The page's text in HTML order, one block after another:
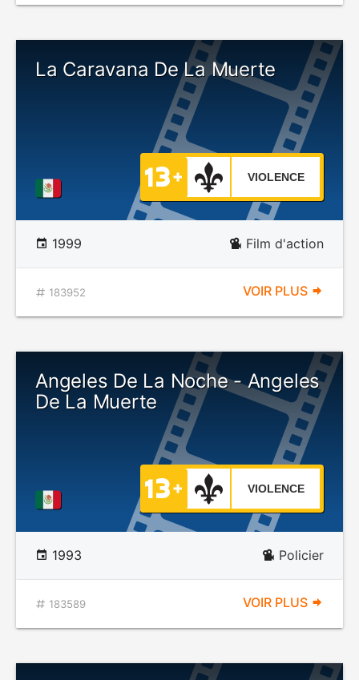
La Caravana De La Muerte
VIOLENCE
1999 Film d'action
183952 VOIR PLUS
Angeles De La Noche - Angeles
De La Muerte
VIOLENCE
1993 Policier
183589 VOIR PLUS